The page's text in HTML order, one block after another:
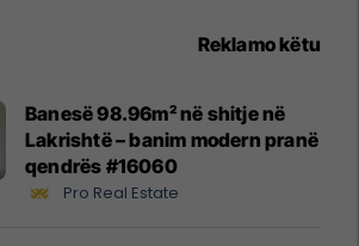
Reklamo këtu
Banesë 98.96m² në shitje në
Lakrishtë – banim modern pranë
qendrës #16060
Pro Real Estate